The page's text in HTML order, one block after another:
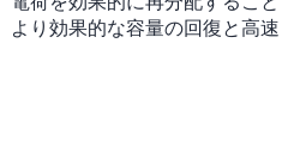
より効果的な容量の回復と高速